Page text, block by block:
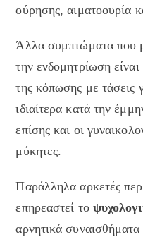
ούρησης, αιματοουρία
Άλλα συμπτώματα που
την ενδομητρίωση
της κόπωσης με τάσεις
ιδιαίτερα κατά την
επίσης και οι
μύκητες.
Παράλληλα αρκετές
επηρεαστεί το
αρνητικά